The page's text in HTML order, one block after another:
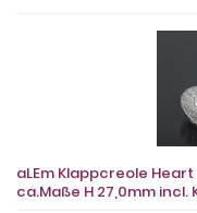
aLEm Klappcreole
ca.Maße H 27,0mm incl.